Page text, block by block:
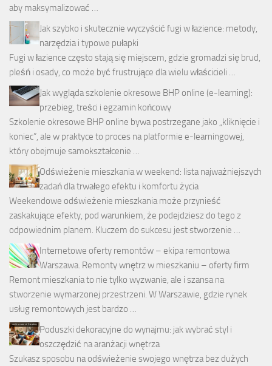
aby maksymalizować …
Jak szybko i skutecznie wyczyścić fugi w łazience: metody,
narzędzia i typowe pułapki
Fugi w łazience często stają się miejscem, gdzie gromadzi się brud,
pleśń i osady, co może być frustrujące dla wielu właścicieli …
Jak wygląda szkolenie okresowe BHP online (e-learning):
przebieg, treści i egzamin końcowy
Szkolenie okresowe BHP online bywa postrzegane jako „kliknięcie i
koniec”, ale w praktyce to proces na platformie e-learningowej,
który obejmuje samokształcenie …
Odświeżenie mieszkania w weekend: lista najważniejszych
zadań dla trwałego efektu i komfortu życia
Weekendowe odświeżenie mieszkania może przynieść
zaskakujące efekty, pod warunkiem, że podejdziesz do tego z
odpowiednim planem. Kluczem do sukcesu jest stworzenie …
Internetowe oferty remontów – ekipa remontowa
Warszawa. Remonty wnętrz w mieszkaniu – oferty firm
Remont mieszkania to nie tylko wyzwanie, ale i szansa na
stworzenie wymarzonej przestrzeni. W Warszawie, gdzie rynek
usług remontowych jest bardzo …
Poduszki dekoracyjne do wynajmu: jak wybrać styl i
oszczędzić na aranżacji wnętrza
Szukasz sposobu na odświeżenie swojego wnętrza bez dużych